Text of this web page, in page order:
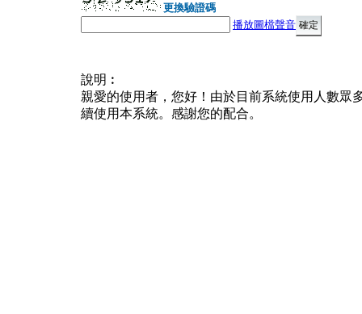
更換驗證碼
播放圖檔聲音
說明︰
親愛的使用者，您好！由於目前系統使用人數眾
續使用本系統。感謝您的配合。